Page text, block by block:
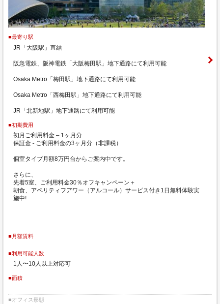
■最寄り駅
JR「大阪駅」直結
阪急電鉄、阪神電鉄「大阪梅田駅」地下通路にて利用可能
Osaka Metro「梅田駅」地下通路にて利用可能
Osaka Metro「西梅田駅」地下通路にて利用可能
JR「北新地駅」地下通路にて利用可能
■初期費用
初月ご利用料金 – 1ヶ月分
保証金 - ご利用料金の3ヶ月分（非課税）
個室タイプ月額8万円台からご案内中です。
さらに、
先着5室、ご利用料金30％オフキャンペーン＋
朝食、アペリティフアワー（アルコール）サービス付き1日無料体験実
施中!
■月額賃料
■利用可能人数
1人〜10人以上対応可
■面積
■オフィス形態